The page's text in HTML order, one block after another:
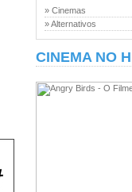
» Cinemas
» Alternativos
CINEMA NO